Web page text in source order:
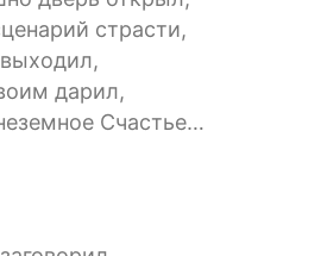
страсти,
дарил,
Счастье…